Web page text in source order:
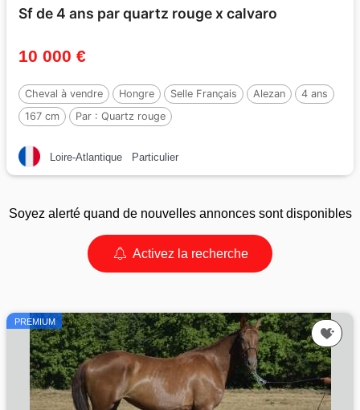
Sf de 4 ans par quartz rouge x calvaro
10 000 €
Cheval à vendre Hongre Selle Français Alezan
4 ans
167 cm
Par : Quartz rouge
Loire-Atlantique Particulier
Soyez alerté quand de nouvelles annonces sont disponibles
Activez la recherche
PREMIUM